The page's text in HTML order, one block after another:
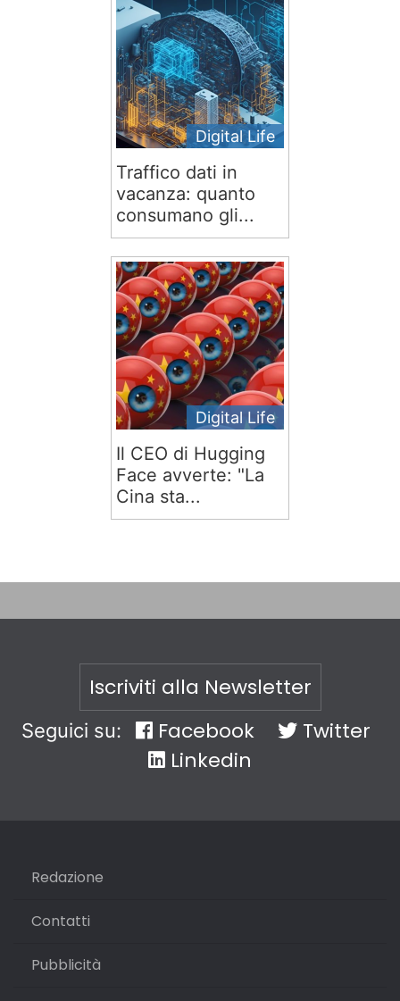
Digital Life
Traffico dati in
vacanza: quanto
consumano gli...
Digital Life
Il CEO di Hugging
Face avverte: "La
Cina sta...
Iscriviti alla Newsletter
Seguici su: Facebook
Twitter
Linkedin
Redazione
Contatti
Pubblicità